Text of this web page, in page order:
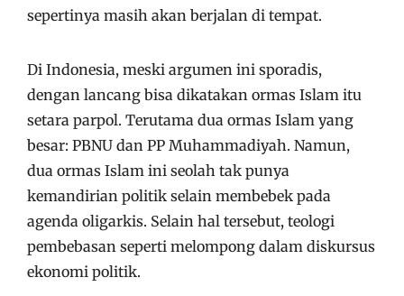
sepertinya masih akan berjalan di tempat.
Di Indonesia, meski argumen ini sporadis,
dengan lancang bisa dikatakan ormas Islam itu
setara parpol. Terutama dua ormas Islam yang
besar: PBNU dan PP Muhammadiyah. Namun,
dua ormas Islam ini seolah tak punya
kemandirian politik selain membebek pada
agenda oligarkis. Selain hal tersebut, teologi
pembebasan seperti melompong dalam diskursus
ekonomi politik.